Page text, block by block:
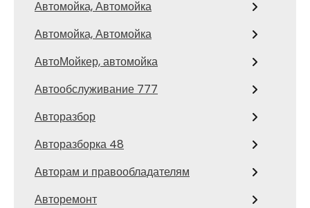
Автомойка, Автомойка
Автомойка, Автомойка
АвтоМойкер, автомойка
Автообслуживание 777
Авторазбор
Авторазборка 48
Авторам и правообладателям
Авторемонт